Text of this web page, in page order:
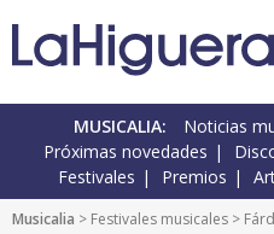
MUSICALIA: Noticias
Próximas novedades
Festivales
Premios
Musicalia > Festivales musicales >